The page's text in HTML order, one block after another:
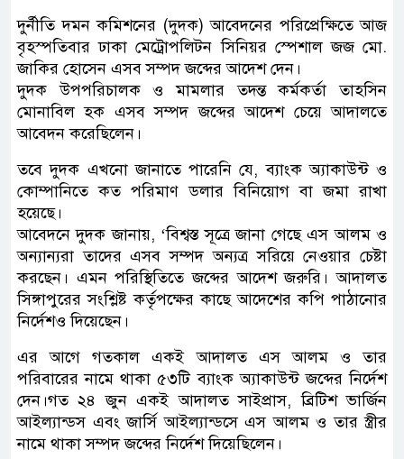
দুর্নীতি দমন কমিশনের (দুদক) আবেদনের পরিপ্রেক্ষিতে আজ
বৃহস্পতিবার ঢাকা মেট্রোপলিটন সিনিয়র স্পেশাল জজ মো.
জাকির হোসেন এসব সম্পদ জব্দের আদেশ দেন।
দুদক উপপরিচালক ও মামলার তদন্ত কর্মকর্তা তাহসিন
মোনাবিল হক এসব সম্পদ জব্দের আদেশ চেয়ে আদালতে
আবেদন করেছিলেন।
তবে দুদক এখনো জানাতে পারেনি যে, ব্যাংক অ্যাকাউন্ট ও
কোম্পানিতে কত পরিমাণ ডলার বিনিয়োগ বা জমা রাখা
হয়েছে।
আবেদনে দুদক জানায়, ‘বিশ্বস্ত সূত্রে জানা গেছে এস আলম ও
অন্যান্যরা তাদের এসব সম্পদ অন্যত্র সরিয়ে নেওয়ার চেষ্টা
করছেন। এমন পরিস্থিতিতে জব্দের আদেশ জরুরি। আদালত
সিঙ্গাপুরের সংশ্লিষ্ট কর্তৃপক্ষের কাছে আদেশের কপি পাঠানোর
নির্দেশও দিয়েছেন।
এর আগে গতকাল একই আদালত এস আলম ও তার
পরিবারের নামে থাকা ৫৩টি ব্যাংক অ্যাকাউন্ট জব্দের নির্দেশ
দেন।গত ২৪ জুন একই আদালত সাইপ্রাস, ব্রিটিশ ভার্জিন
আইল্যান্ডস এবং জার্সি আইল্যান্ডসে এস আলম ও তার স্ত্রীর
নামে থাকা সম্পদ জব্দের নির্দেশ দিয়েছিলেন।